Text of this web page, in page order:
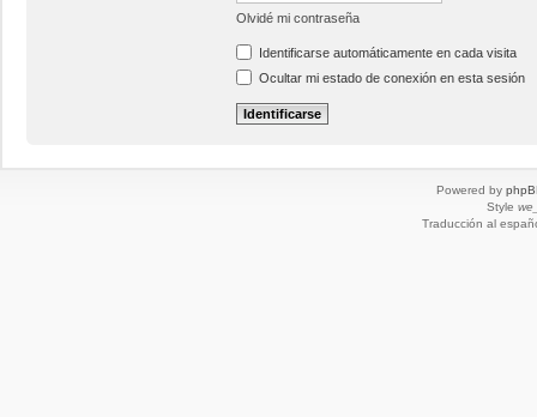
Olvidé mi contraseña
Identificarse automáticamente en cada visita
Ocultar mi estado de conexión en esta sesión
Powered by
Style
Traducción al